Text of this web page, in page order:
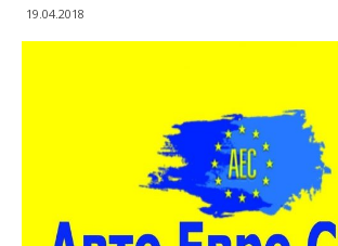
19.04.2018